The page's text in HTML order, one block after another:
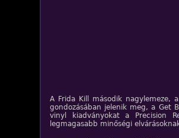
A Frida Kill második nagylemeze,
gondozásában jelenik meg, a Get
vinyl kiadványokat a Precision
legmagasabb minőségi